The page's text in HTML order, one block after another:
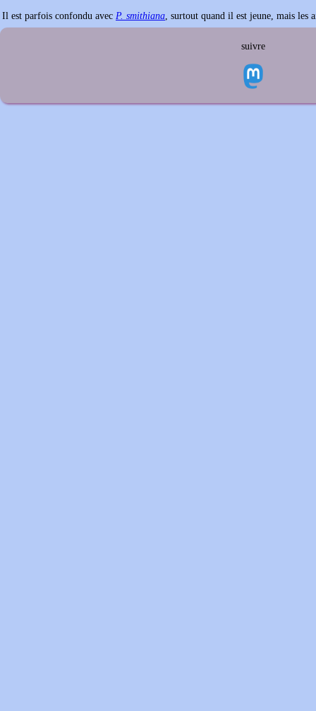
Il est parfois confondu avec P. smithiana, surtout quand il est jeune, mais les
suivre